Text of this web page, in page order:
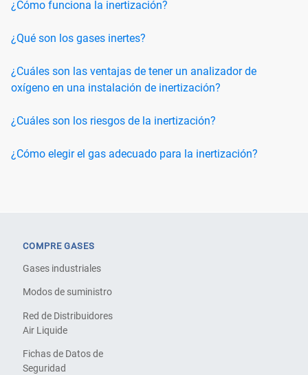
¿Cómo funciona la inertización?
¿Qué son los gases inertes?
¿Cuáles son las ventajas de tener un analizador de
oxígeno en una instalación de inertización?
¿Cuáles son los riesgos de la inertización?
¿Cómo elegir el gas adecuado para la inertización?
COMPRE GASES
Gases industriales
Modos de suministro
Red de Distribuidores
Air Liquide
Fichas de Datos de
Seguridad